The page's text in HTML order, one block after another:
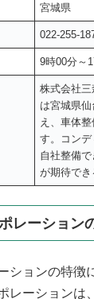
宮城県
022-255-
9時00分～
株式会社
は宮城県
え、車体
す。コン
自社整備
が期待でき
レーション
ションの特徴
レーションは